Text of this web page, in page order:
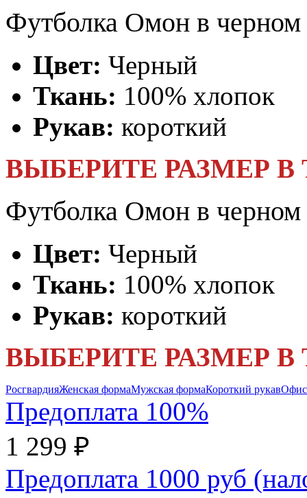
Футболка Омон в черном
Цвет: Черный
Ткань: 100% хлопок
Рукав: короткий
ВЫБЕРИТЕ РАЗМЕР В
Футболка Омон в черном
Цвет: Черный
Ткань: 100% хлопок
Рукав: короткий
ВЫБЕРИТЕ РАЗМЕР В
РосгвардияЖенская формаМужская формаКороткий рукав
Предоплата 100%
1 299 ₽
Предоплата 1000 руб